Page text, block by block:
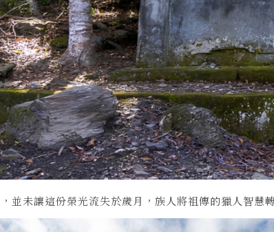
並未讓這份榮光流失於歲月，族人將祖傳的獵人智